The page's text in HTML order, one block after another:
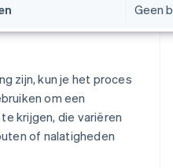
Geen
zijn, kun je het proces
om een
krijgen, die variëren
of nalatigheden